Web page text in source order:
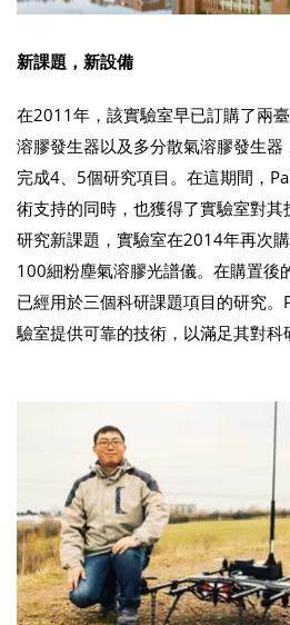
新課題，新設備
在2011年，該實驗室早已訂購了
溶膠發生器以及多分散氣溶膠發生
完成4、5個研究項目。在這期間，
術支持的同時，也獲得了實驗室對
研究新課題，實驗室在2014年再次
100細粉塵氣溶膠光譜儀。在購置
已經用於三個科研課題項目的研究
驗室提供可靠的技術，以滿足其對科